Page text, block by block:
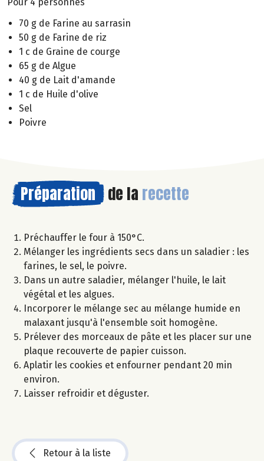
70 g de Farine au sarrasin
50 g de Farine de riz
1 c de Graine de courge
65 g de Algue
40 g de Lait d'amande
1 c de Huile d'olive
Sel
Poivre
Préparation de la recette
Préchauffer le four à 150°C.
Mélanger les ingrédients secs dans un saladier : les
farines, le sel, le poivre.
Dans un autre saladier, mélanger l'huile, le lait
végétal et les algues.
Incorporer le mélange sec au mélange humide en
malaxant jusqu'à l'ensemble soit homogène.
Prélever des morceaux de pâte et les placer sur une
plaque recouverte de papier cuisson.
Aplatir les cookies et enfourner pendant 20 min
environ.
Laisser refroidir et déguster.
Retour à la liste